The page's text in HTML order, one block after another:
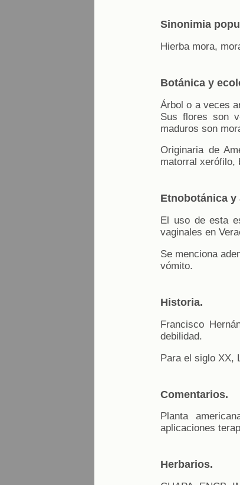
Sinonimia
Hierba mora,
Botánica y
Árbol o a veces
Sus flores son
maduros son
Originaria de
matorral xerófilo,
Etnobotánica
El uso de esta
vaginales en
Se menciona
vómito.
Historia.
Francisco
debilidad.
Para el siglo XX,
Comentarios.
Planta
aplicaciones
Herbarios.